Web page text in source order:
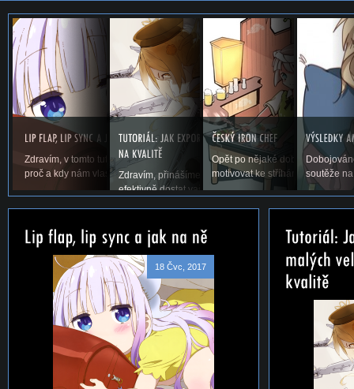
Zdravím, v tomto tutoriálu si povíme něco o lip flapu, co to je,
proč a kdy nám vlastně v AMV vadí a samozřejmě,...
Zdravím, přinášíme vám první tutoriál na téma, jak
efektivně dostat vaše AMV ze střihacího...
Opět po nějaké době vás vítáme
motivovat ke stříhání. Snad se
soutěže
18 Čvc, 2017